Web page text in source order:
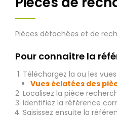
Pièces détachées et de
Pour connaitre la
Téléchargez la ou les
Vues éclatées des
Localisez la pièce
Identifiez la référence
Saisissez ensuite la